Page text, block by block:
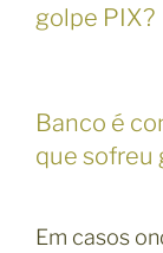
golpe PIX?
Banco é
que sofreu
Em casos